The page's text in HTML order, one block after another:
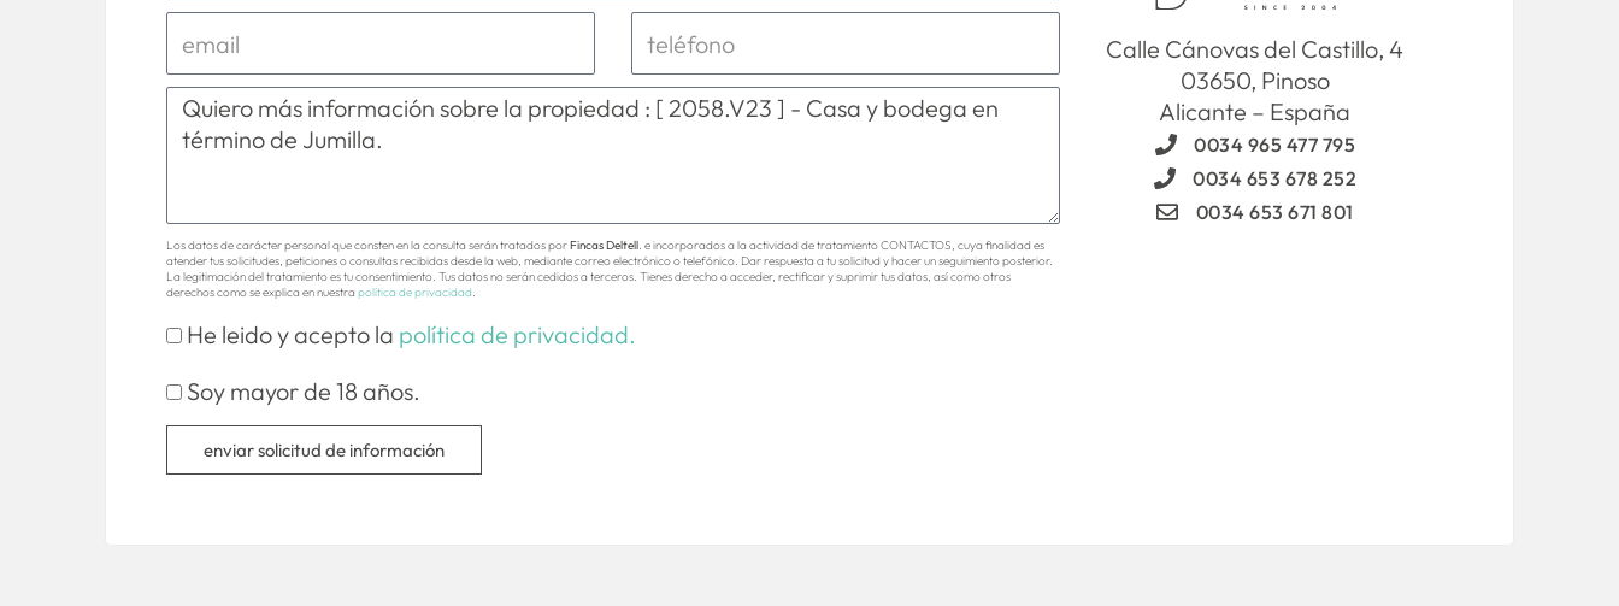
Los datos de carácter personal que consten en la consulta serán tratados porFincas Deltell. e incorporados a la actividad de tratamiento CONTACTOS, cuya finalidad es
atender tus solicitudes, peticiones o consultas recibidas desde la web, mediante correo electrónico o telefónico. Dar respuesta a tu solicitud y hacer un seguimiento posterior.
La legitimación del tratamiento es tu consentimiento. Tus datos no serán cedidos a terceros. Tienes derecho a acceder, rectificar y suprimir tus datos, así como otros
derechos como se explica en nuestra política de privacidad.
He leido y acepto la política de privacidad.
Soy mayor de 18 años.
enviar solicitud de información
Calle Cánovas del Castillo, 4
03650, Pinoso
Alicante – España
0034 965 477 795
0034 653 678 252
0034 653 671 801